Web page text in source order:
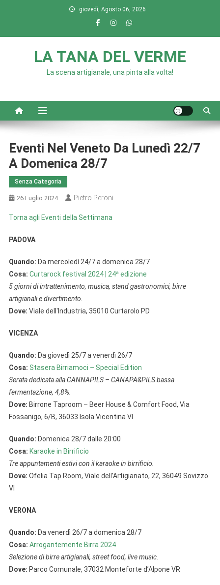
giovedì, Agosto 06, 2026
LA TANA DEL VERME
La scena artigianale, una pinta alla volta!
Eventi Nel Veneto Da Lunedì 22/7
A Domenica 28/7
Senza Categoria
26 Luglio 2024 Pietro Peroni
Torna agli Eventi della Settimana
PADOVA
Quando: Da mercoledì 24/7 a domenica 28/7
Cosa: Curtarock festival 2024 | 24ª edizione
5 giorni di intrattenimento, musica, stand gastronomici, birre
artigianali e divertimento.
Dove: Viale dell'Industria, 35010 Curtarolo PD
VICENZA
Quando: Da giovedì 25/7 a venerdì 26/7
Cosa: Stasera Birriamoci – Special Edition
Serata dedicata alla CANNAPILS – CANAPA&PILS bassa
fermentazione, 4,8%.
Dove: Birrone Taproom – Beer House & Comfort Food, Via
Fossanigo, 6/B, 36033 Isola Vicentina VI
Quando: Domenica 28/7 dalle 20:00
Cosa: Karaoke in Birrificio
Tre appuntamenti estivi con il karaoke in birrificio.
Dove: Ofelia Tap Room, Viale dell’Artigianato, 22, 36049 Sovizzo
VI
VERONA
Quando: Da venerdì 26/7 a domenica 28/7
Cosa: Arrogantemente Birra 2024
Selezione di birre artigianali, street food, live music.
Dove: Parco Comunale, 37032 Monteforte d’Alpone VR